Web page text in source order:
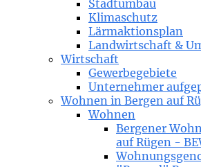
Stadtumbau
Klimaschutz
Lärmaktionsplan
Landwirtschaft &
Wirtschaft
Gewerbegebiete
Unternehmer
Wohnen in Bergen auf
Wohnen
Bergener
auf Rügen -